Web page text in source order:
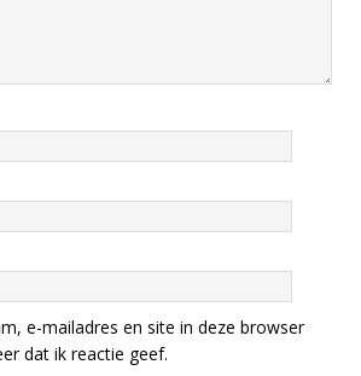
e-mailadres en site in deze browser
dat ik reactie geef.